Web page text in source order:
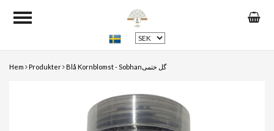
Hem Produkter Blå Kornblomst - Sobhanگل ختمی